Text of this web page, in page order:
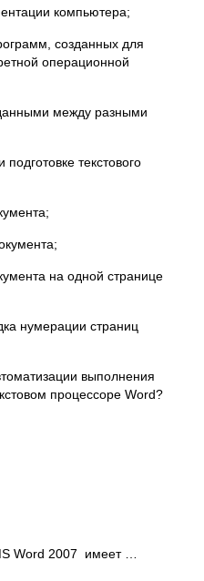
компьютера;
созданных для
операционной
между разными
текстового
на одной странице
нумерации страниц
выполнения
процессоре Word?
Word 2007 имеет …